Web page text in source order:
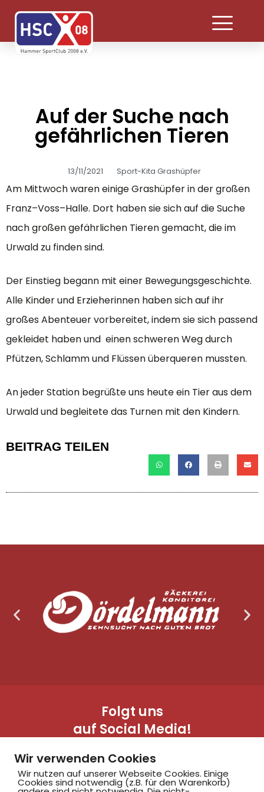
Auf der Suche nach
gefährlichen Tieren
13/11/2021 Sport-Kita Grashüpfer
Am Mittwoch waren einige Grashüpfer in der großen
Franz–Voss–Halle. Dort haben sie sich auf die Suche
nach großen gefährlichen Tieren gemacht, die im
Urwald zu finden sind.
Der Einstieg begann mit einer Bewegungsgeschichte.
Alle Kinder und Erzieherinnen haben sich auf ihr
großes Abenteuer vorbereitet, indem sie sich passend
gekleidet haben und einen schweren Weg durch
Pfützen, Schlamm und Flüssen überqueren mussten.
An jeder Station begrüßte uns heute ein Tier aus dem
Urwald und begleitete das Turnen mit den Kindern.
BEITRAG TEILEN
Folgt uns
auf Social Media!
Wir verwenden Cookies
Wir nutzen auf unserer Webseite Cookies. Einige
Cookies sind notwendig (z.B. für den Warenkorb)